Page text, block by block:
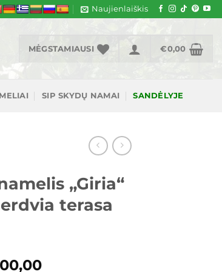
Naujienlaiškis
MĖGSTAMIAUSI €0,00
SIP SKYDŲ NAMAI SANDĖLYJE
„Giria“
terasa
Current